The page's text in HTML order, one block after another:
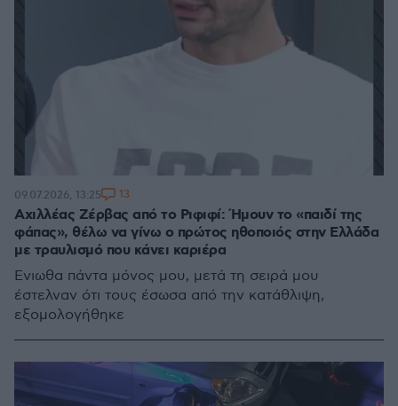
Αχιλλέας Ζέρβας από το Ριφιφί: Ήμουν το «παιδί της
φάπας», θέλω να γίνω ο πρώτος ηθοποιός στην Ελλάδα
με τραυλισμό που κάνει καριέρα
Ένιωθα πάντα μόνος μου, μετά τη σειρά μου
έστελναν ότι τους έσωσα από την κατάθλιψη,
εξομολογήθηκε
09.07.2026, 13:25 13